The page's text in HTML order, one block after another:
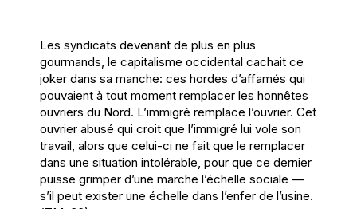
Les syndicats devenant de plus en plus
gourmands, le capitalisme occidental cachait ce
joker dans sa manche: ces hordes d’affamés qui
pouvaient à tout moment remplacer les honnêtes
ouvriers du Nord. L’immigré remplace l’ouvrier. Cet
ouvrier abusé qui croit que l’immigré lui vole son
travail, alors que celui-ci ne fait que le remplacer
dans une situation intolérable, pour que ce dernier
puisse grimper d’une marche l’échelle sociale —
s’il peut exister une échelle dans l’enfer de l’usine.